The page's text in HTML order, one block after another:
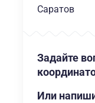
Саратов
Задайте
Или